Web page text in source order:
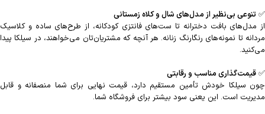
✅ تنوعی بی‌نظیر از مدل‌های شال و کلاه زمستانی
از مدل‌های بافت دخترانه تا ست‌های فانتزی کودکانه، از طرح‌های ساده و کلاسیک
مردانه تا نمونه‌های رنگارنگ زنانه. هر آنچه که مشتریان‌تان می‌خواهند، در سیلکا پیدا
می‌کنید.
✅ قیمت‌گذاری مناسب و رقابتی
چون سیلکا خودش تأمین مستقیم دارد، قیمت نهایی برای شما منصفانه و قابل
مدیریت است. این یعنی سود بیشتر برای فروشگاه شما.